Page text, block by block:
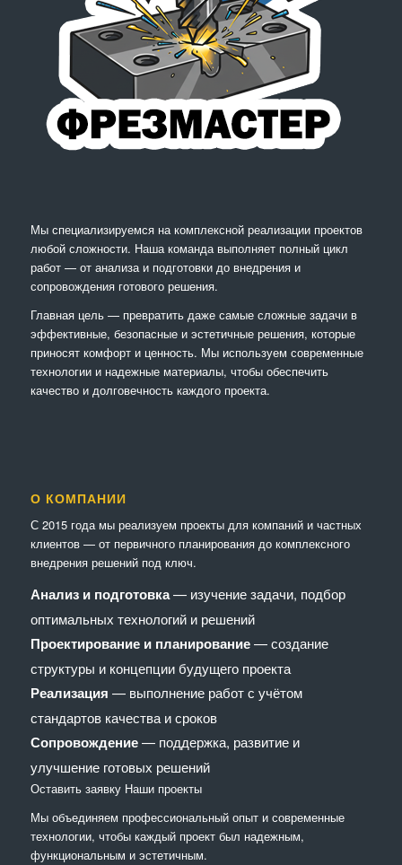
Мы специализируемся на комплексной реализации проектов
любой сложности. Наша команда выполняет полный цикл
работ — от анализа и подготовки до внедрения и
сопровождения готового решения.
Главная цель — превратить даже самые сложные задачи в
эффективные, безопасные и эстетичные решения, которые
приносят комфорт и ценность. Мы используем современные
технологии и надежные материалы, чтобы обеспечить
качество и долговечность каждого проекта.
О КОМПАНИИ
С 2015 года мы реализуем проекты для компаний и частных
клиентов — от первичного планирования до комплексного
внедрения решений под ключ.
Анализ и подготовка— изучение задачи, подбор
оптимальных технологий и решений
Проектирование и планирование— создание
структуры и концепции будущего проекта
Реализация — выполнение работ с учётом
стандартов качества и сроков
Сопровождение— поддержка, развитие и
улучшение готовых решений
Оставить заявку Наши проекты
Мы объединяем профессиональный опыт и современные
технологии, чтобы каждый проект был надежным,
функциональным и эстетичным.